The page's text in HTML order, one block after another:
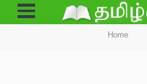
Open
Menu
Home